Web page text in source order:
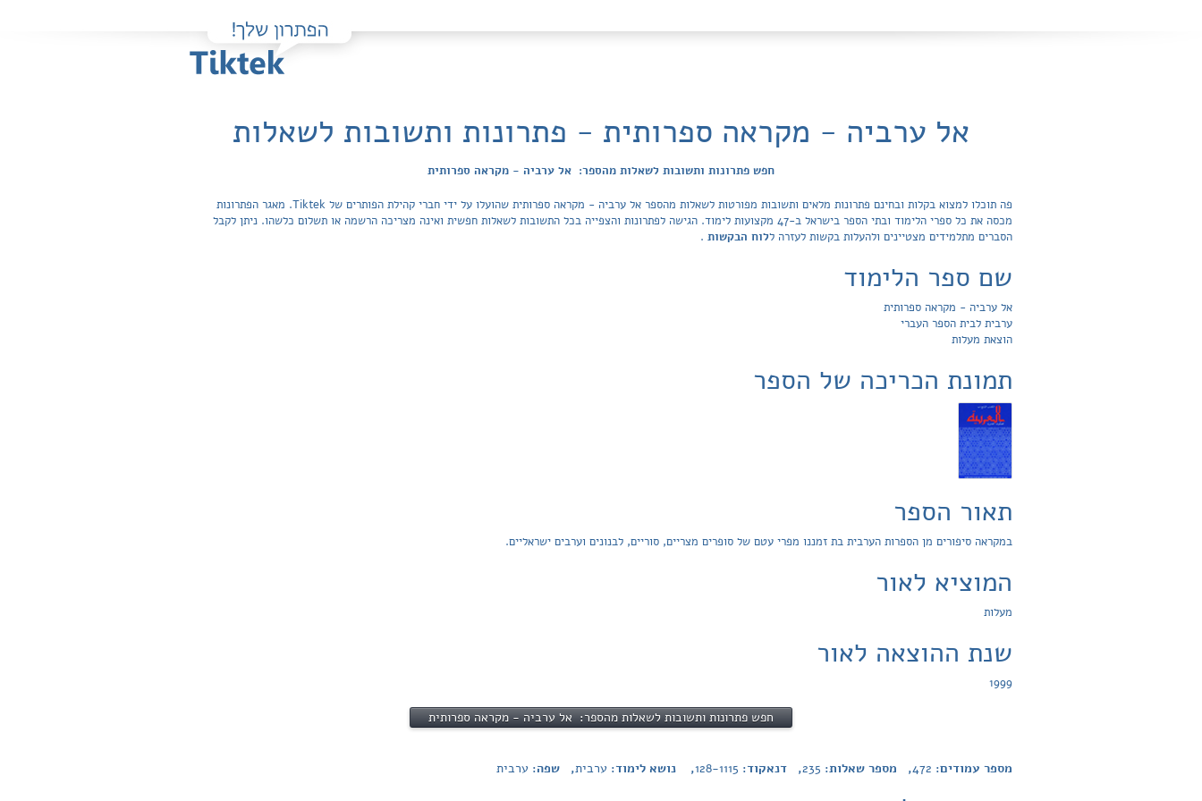
אל ערביה - מקראה ספרותית - פתרונות ותשובות לשאלות
חפש פתרונות ותשובות לשאלות מהספר: אל ערביה - מקראה ספרותית
פה תוכלו למצוא בקלות ובחינם פתרונות מלאים ותשובות מפורטות לשאלות מהספר אל ערביה - מקראה ספרותית שהועלו על ידי חברי קהילת הפותרים של Tiktek. מאגר הפתרונות
מכסה את כל ספרי הלימוד ובתי הספר בישראל ב-47 מקצועות לימוד. הגישה לפתרונות והצפייה בכל התשובות לשאלות חפשית ואינה מצריכה הרשמה או תשלום כלשהו. ניתן לקבל
הסברים מתלמידים מצטיינים ולהעלות בקשות לעזרה ללוח הבקשות .
שם ספר הלימוד
אל ערביה - מקראה ספרותית
ערבית לבית הספר העברי
הוצאת מעלות
תמונת הכריכה של הספר
תאור הספר
במקראה סיפורים מן הספרות הערבית בת זמננו מפרי עטם של סופרים מצריים, סוריים, לבנונים וערבים ישראליים.
המוציא לאור
מעלות
שנת ההוצאה לאור
1999
חפש פתרונות ותשובות לשאלות מהספר: אל ערביה - מקראה ספרותית
מספר עמודים: 472, מספר שאלות: 235, דנאקוד: 128-1115, נושא לימוד: ערבית, שפה: ערבית